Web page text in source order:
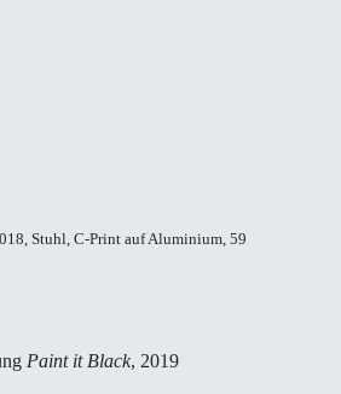
Stuhl, C-Print auf Aluminium, 59
Paint it Black, 2019